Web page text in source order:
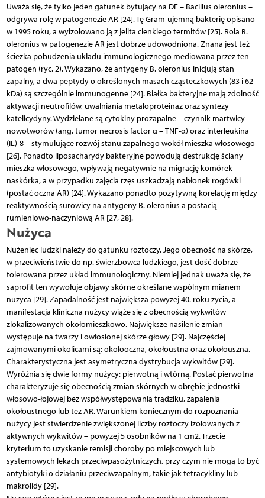
Uważa się, że tylko jeden gatunek bytujący na DF – Bacillus oleronius –
odgrywa rolę w patogenezie AR [24]. Tę Gram-ujemną bakterię opisano
w 1995 roku, a wyizolowano ją z jelita cienkiego termitów [25]. Rola B.
oleronius w patogenezie AR jest dobrze udowodniona. Znana jest też
ścieżka pobudzenia układu immunologicznego mediowana przez ten
patogen (ryc. 2). Wykazano, że antygeny B. oleronius inicjują stan
zapalny, a dwa peptydy o określonych masach cząsteczkowych (83 i 62
kDa) są szczególnie immunogenne [24]. Białka bakteryjne mają zdolność
aktywacji neutrofilów, uwalniania metaloproteinaz oraz syntezy
katelicydyny. Wydzielane są cytokiny prozapalne – czynnik martwicy
nowotworów (ang. tumor necrosis factor α – TNF-α) oraz interleukina
(IL)-8 – stymulujące rozwój stanu zapalnego wokół mieszka włosowego
[26]. Ponadto liposacharydy bakteryjne powodują destrukcję ściany
mieszka włosowego, wpływają negatywnie na migrację komórek
naskórka, a w przypadku zajęcia rzęs uszkadzają nabłonek rogówki
(postać oczna AR) [24]. Wykazano ponadto pozytywną korelację między
reaktywnością surowicy na antygeny B. oleronius a postacią
rumieniowo-naczyniową AR [27, 28].
Nużyca
Nużeniec ludzki należy do gatunku roztoczy. Jego obecność na skórze,
w przeciwieństwie do np. świerzbowca ludzkiego, jest dość dobrze
tolerowana przez układ immunologiczny. Niemiej jednak uważa się, że
saprofit ten wywołuje objawy skórne określane wspólnym mianem
nużyca [29]. Zapadalność jest największa powyżej 40. roku życia, a
manifestacja kliniczna nużycy wiąże się z obecnością wykwitów
zlokalizowanych okołomieszkowo. Największe nasilenie zmian
występuje na twarzy i owłosionej skórze głowy [29]. Najczęściej
zajmowanymi okolicami są: okołooczna, okołoustna oraz okołouszna.
Charakterystyczna jest asymetryczna dystrybucja wykwitów [29].
Wyróżnia się dwie formy nużycy: pierwotną i wtórną. Postać pierwotna
charakteryzuje się obecnością zmian skórnych w obrębie jednostki
włosowo-łojowej bez współwystępowania trądziku, zapalenia
okołoustnego lub też AR. Warunkiem koniecznym do rozpoznania
nużycy jest stwierdzenie zwiększonej liczby roztoczy izolowanych z
aktywnych wykwitów – powyżej 5 osobników na 1 cm2. Trzecie
kryterium to uzyskanie remisji choroby po miejscowych lub
systemowych lekach przeciwpasożytniczych, przy czym nie mogą to być
antybiotyki o działaniu przeciwzapalnym, takie jak tetracykliny lub
makrolidy [29].